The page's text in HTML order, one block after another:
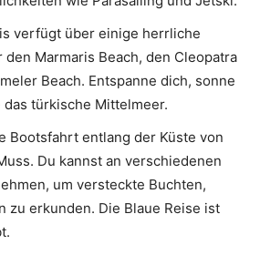
verfügt über einige herrliche
den Marmaris Beach, den Cleopatra
Beach. Entspanne dich, sonne
türkische Mittelmeer.
Bootsfahrt entlang der Küste von
Du kannst an verschiedenen
um versteckte Buchten,
zu erkunden. Die Blaue Reise ist